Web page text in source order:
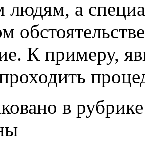
людям, а
К примеру,
в